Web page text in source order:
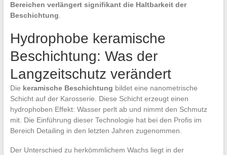
Bereichen verlängert signifikant die Haltbarkeit der
Beschichtung
Hydrophobe keramische
Beschichtung: Was der
Langzeitschutz verändert
Die keramische Beschichtung bildet eine nanometrische
Schicht auf der Karosserie. Diese Schicht erzeugt einen
hydrophoben Effekt: Wasser perlt ab und nimmt den Schmutz
mit. Die Einführung dieser Technologie hat bei den Profis im
Bereich Detailing in den letzten Jahren zugenommen.
Der Unterschied zu herkömmlichem Wachs liegt in der